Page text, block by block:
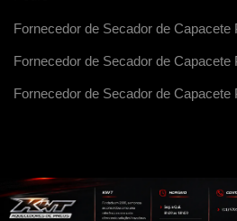
Fornecedor de Secador de Capacete
Fornecedor de Secador de
Fornecedor de Secador de Capacete